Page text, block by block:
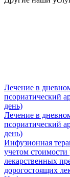
Лечение в
псориатический
день)
Лечение в
псориатический
день)
Инфузионная
учетом
лекарственных
дорогостоящих